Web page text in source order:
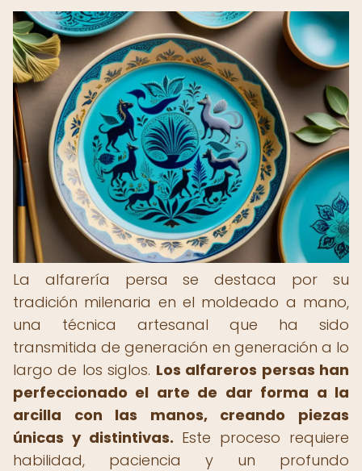
La alfarería persa se destaca por su
tradición milenaria en el moldeado a mano,
una técnica artesanal que ha sido
transmitida de generación en generación a lo
largo de los siglos. Los alfareros persas han
perfeccionado el arte de dar forma a la
arcilla con las manos, creando piezas
únicas y distintivas. Este proceso requiere
habilidad, paciencia y un profundo